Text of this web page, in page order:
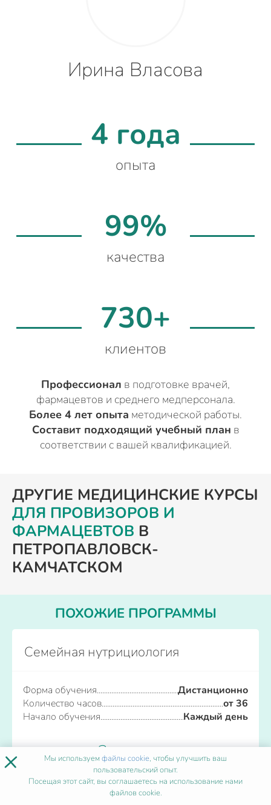
Ирина Власова
4 года
опыта
99%
качества
730+
клиентов
Профессионал в подготовке врачей,
фармацевтов и среднего медперсонала.
Более 4 лет опыта методической работы.
Составит подходящий учебный план в
соответствии с вашей квалификацией.
ДРУГИЕ МЕДИЦИНСКИЕ КУРСЫ
ДЛЯ ПРОВИЗОРОВ И
ФАРМАЦЕВТОВ В
ПЕТРОПАВЛОВСК-
КАМЧАТСКОМ
ПОХОЖИЕ ПРОГРАММЫ
Семейная нутрициология
Форма обучения
Дистанционно
Количество часов
от 36
Начало обучения
Каждый день
Записаться
× Мы используемфайлы cookie, чтобы улучшить ваш
пользовательский опыт.
Посещая этот сайт, вы соглашаетесь на использование нами
файлов cookie.